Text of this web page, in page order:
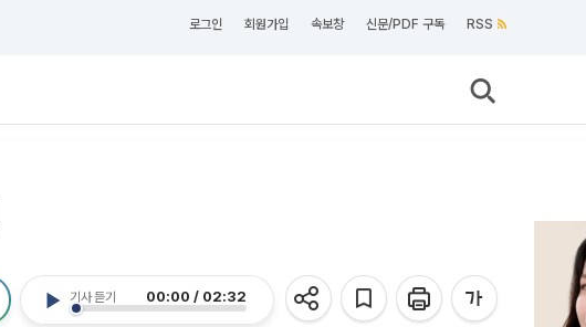
로그인 회원가입 속보창 신문/PDF 구독 RSS
기사 듣기 00:00 / 02:32